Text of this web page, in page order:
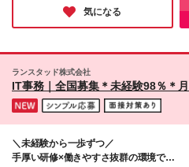
価されたい人 ・困
能性がございます
気になる
ランスタッド株式会社
IT事務｜全国募集＊未経験98％＊
＼未経験から一歩ずつ／
手厚い研修×働きやすさ抜群の環境で